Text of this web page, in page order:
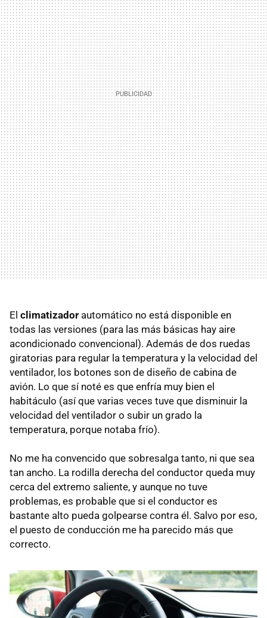
El climatizador automático no está disponible en
todas las versiones (para las más básicas hay aire
acondicionado convencional). Además de dos ruedas
giratorias para regular la temperatura y la velocidad del
ventilador, los botones son de diseño de cabina de
avión. Lo que sí noté es que enfría muy bien el
habitáculo (así que varias veces tuve que disminuir la
velocidad del ventilador o subir un grado la
temperatura, porque notaba frío).
No me ha convencido que sobresalga tanto, ni que sea
tan ancho. La rodilla derecha del conductor queda muy
cerca del extremo saliente, y aunque no tuve
problemas, es probable que si el conductor es
bastante alto pueda golpearse contra él. Salvo por eso,
el puesto de conducción me ha parecido más que
correcto.